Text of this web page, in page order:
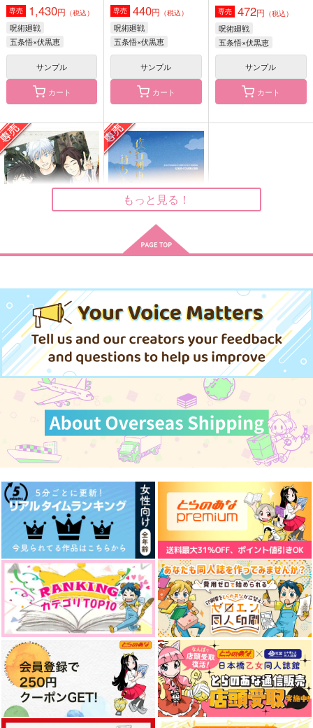
はらほん五条さんの鬼
嫁うさぎ。
サイバーぷみら
（税込）
五条悟×伏黒恵
作品詳細
524log2
gure.
572円（税込）
五条悟×伏黒恵
サンプル
作品詳細 作品詳細
ブルー・トワイライト
キューティー★コンプ
629円 （税込）
五条悟×伏黒恵
サンプル
作品詳細
夢で逢えたら
ずっと寝る
157円（税込）
五条悟×伏黒恵
サンプル
作品詳細
カラフルな雨音
魔女の一撃
1,320円（税込）
五条悟×伏黒恵
サンプル
作品詳細
専売 1,430円 （税込）
呪術廻戦
五条悟×伏黒恵
サンプル
カート
専売 440円 （税込）
呪術廻戦
五条悟×伏黒恵
サンプル
カート
専売 472円 （税込）
呪術廻戦
五条悟×伏黒恵
サンプル
カート
おさんぽ
専売 472円 （税込）
呪術廻戦
五条悟×伏黒恵
サンプル
カート
魔女の一撃
専売 1,650円（税込）
五条悟×伏黒恵
もっと見る！